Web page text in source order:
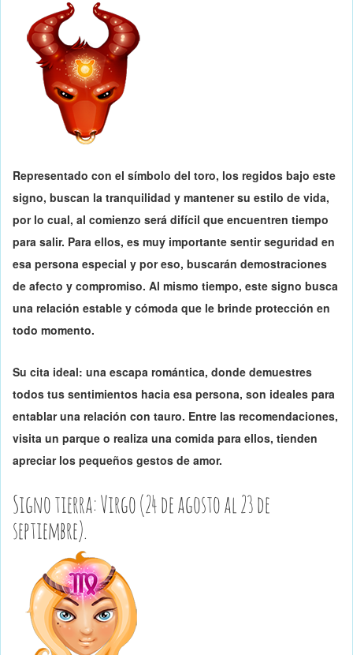
Representado con el símbolo del toro, los regidos bajo este
signo, buscan la tranquilidad y mantener su estilo de vida,
por lo cual, al comienzo será difícil que encuentren tiempo
para salir. Para ellos, es muy importante sentir seguridad en
esa persona especial y por eso, buscarán demostraciones
de afecto y compromiso. Al mismo tiempo, este signo busca
una relación estable y cómoda que le brinde protección en
todo momento.
Su cita ideal: una escapa romántica, donde demuestres
todos tus sentimientos hacia esa persona, son ideales para
entablar una relación con tauro. Entre las recomendaciones,
visita un parque o realiza una comida para ellos, tienden
apreciar los pequeños gestos de amor.
Signo tierra: Virgo (24 de agosto al 23 de
septiembre).